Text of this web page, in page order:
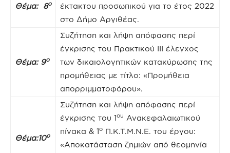
Θέμα: 8ο
έκτακτου προσωπικού για το έτος 2022
στο Δήμο Αργιθέας.
Θέμα: 9ο
Συζήτηση και λήψη απόφασης περί
έγκρισης του Πρακτικού ΙΙΙ έλεγχος
των δικαιολογητικών κατακύρωσης της
προμήθειας με τίτλο: «Προμήθεια
απορριμματοφόρου».
Θέμα:10ο
Συζήτηση και λήψη απόφασης περί
έγκρισης του 1ου Ανακεφαλαιωτικού
πίνακα & 1ο Π.Κ.Τ.Μ.Ν.Ε. του έργου:
«Αποκατάσταση ζημιών από θεομηνία